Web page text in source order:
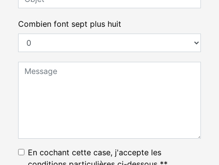
Combien font sept plus huit
En cochant cette case, j'accepte les